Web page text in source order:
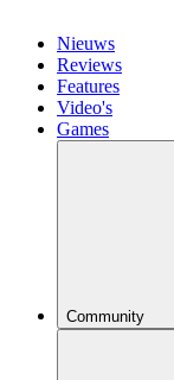
Nieuws
Reviews
Features
Video's
Games
Community